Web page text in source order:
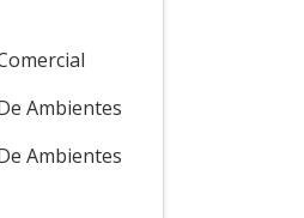
Ambientes
Ambientes